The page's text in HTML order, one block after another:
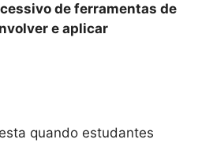
de ferramentas de
e aplicar
quando estudantes